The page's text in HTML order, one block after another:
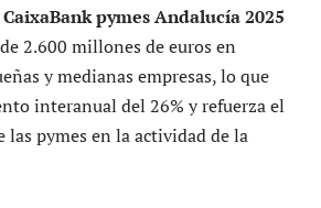
CaixaBank pymes Andalucía 2025
2.600 millones de euros en
y medianas empresas, lo que
interanual del 26% y refuerza el
las pymes en la actividad de la